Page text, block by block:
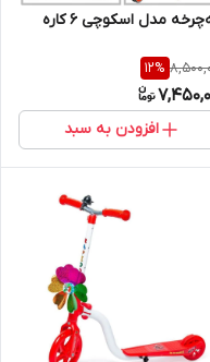
مدل اسکوچی ۶ کاره
12%
افزودن به سبد